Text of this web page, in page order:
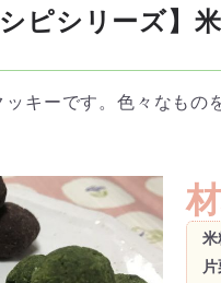
ピシリーズ】
キーです。色々なも